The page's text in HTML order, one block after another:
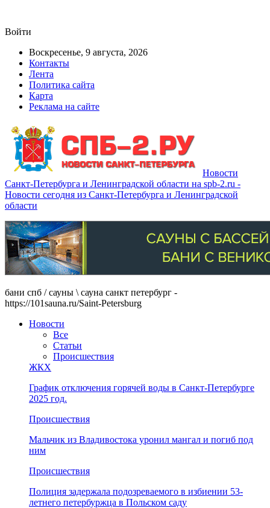
Войти
Воскресенье, 9 августа, 2026
Контакты
Лента
Политика сайта
Карта
Реклама на сайте
Новости
Санкт-Петербурга и Ленинградской области на spb-2.ru -
Новости сегодня из Санкт-Петербурга и Ленинградской
области
бани спб / сауны \ сауна санкт петербург -
https://101sauna.ru/Saint-Petersburg
Новости
Все
Статьи
Происшествия
ЖКХ
График отключения горячей воды в Санкт-Петербурге
2025 год.
Происшествия
Мальчик из Владивостока уронил мангал и погиб под
ним
Происшествия
Полиция задержала подозреваемого в избиении 53-
летнего петербуржца в Польском саду